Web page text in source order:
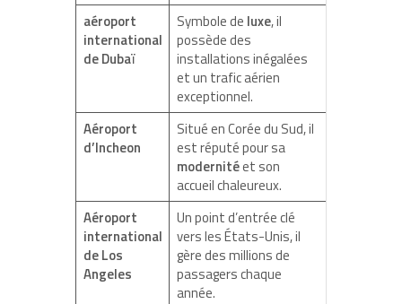
aéroport
international
de Dubaï
Symbole de luxe, il
possède des
installations inégalées
et un trafic aérien
exceptionnel.
Aéroport
d’Incheon
Situé en Corée du Sud, il
est réputé pour sa
modernitéet son
accueil chaleureux.
Aéroport
international
de Los
Angeles
Un point d’entrée clé
vers les États-Unis, il
gère des millions de
passagers chaque
année.